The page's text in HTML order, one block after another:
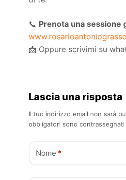
📞 Prenota una sessione
📩 Oppure scrivimi su
Lascia una risposta
Il tuo indirizzo email non sarà
obbligatori sono contrassegnati
Nome *